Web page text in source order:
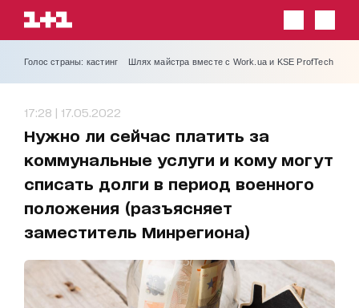
Голос страны: кастинг Шлях майстра вместе с Work.ua и KSE ProfTech
17:28 | 17.05.2022
Нужно ли сейчас платить за
коммунальные услуги и кому могут
списать долги в период военного
положения (разъясняет
заместитель Минрегиона)